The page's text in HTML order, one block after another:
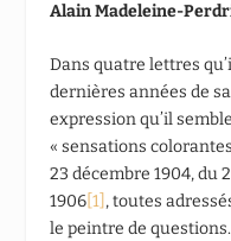
Alain Madeleine-
Dans quatre lettres
dernières années de
expression qu’il
« sensations
23 décembre 1904, du
1906 [1] , toutes
le peintre de